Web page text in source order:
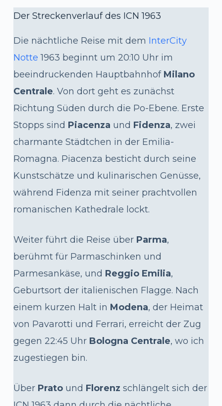
Der Streckenverlauf des ICN 1963
Die nächtliche Reise mit dem InterCity
Notte 1963 beginnt um 20:10 Uhr im
beeindruckenden Hauptbahnhof Milano
Centrale. Von dort geht es zunächst
Richtung Süden durch die Po-Ebene. Erste
Stopps sind Piacenza und Fidenza, zwei
charmante Städtchen in der Emilia-
Romagna. Piacenza besticht durch seine
Kunstschätze und kulinarischen Genüsse,
während Fidenza mit seiner prachtvollen
romanischen Kathedrale lockt.
Weiter führt die Reise über Parma,
berühmt für Parmaschinken und
Parmesankäse, und Reggio Emilia,
Geburtsort der italienischen Flagge. Nach
einem kurzen Halt in Modena, der Heimat
von Pavarotti und Ferrari, erreicht der Zug
gegen 22:45 Uhr Bologna Centrale, wo ich
zugestiegen bin.
Über Pratound Florenz schlängelt sich der